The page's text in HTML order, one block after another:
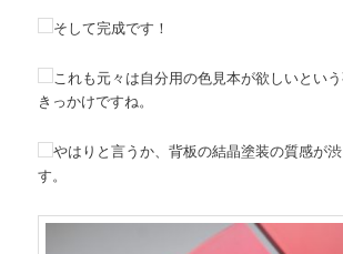
そして完成です！
これも元々は自分用の色見本が欲しいとい
きっかけですね。
やはりと言うか、背板の結晶塗装の質感が
す。